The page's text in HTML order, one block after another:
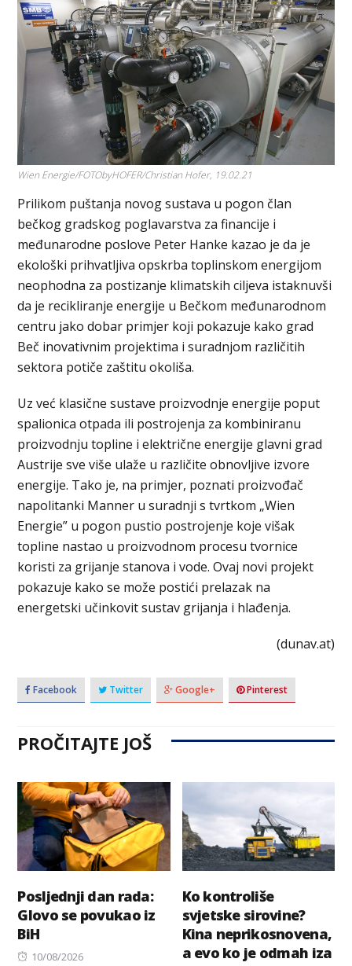
Wien Energie/FOTObyHOFER/Christian Hofer, 19.02.21
Prilikom puštanja novog sustava u pogon član
bečkog gradskog poglavarstva za financije i
međunarodne poslove Peter Hanke kazao je da je
ekološki prihvatljiva opskrba toplinskom energijom
neophodna za postizanje klimatskih ciljeva istaknuvši
da je recikliranje energije u Bečkom međunarodnom
centru jako dobar primjer koji pokazuje kako grad
Beč inovativnim projektima i suradnjom različitih
sektora potiče zaštitu okoliša.
Uz već klasične sustave proizvodnje energije poput
spalionica otpada ili postrojenja za kombiniranu
proizvodnju topline i električne energije glavni grad
Austrije sve više ulaže u različite obnovljive izvore
energije. Tako je, na primjer, poznati proizvođač
napolitanki Manner u suradnji s tvrtkom „Wien
Energie” u pogon pustio postrojenje koje višak
topline nastao u proizvodnom procesu tvornice
koristi za grijanje stanova i vode. Ovaj novi projekt
pokazuje kako se može postići prelazak na
energetski učinkovit sustav grijanja i hlađenja.
(dunav.at)
Facebook Twitter Google+ Pinterest
PROČITAJTE JOŠ
Posljednji dan rada:
Glovo se povukao iz
BiH
Posted
10/08/2026
Ko kontroliše
svjetske sirovine?
Kina neprikosnovena,
a evo ko je odmah iza